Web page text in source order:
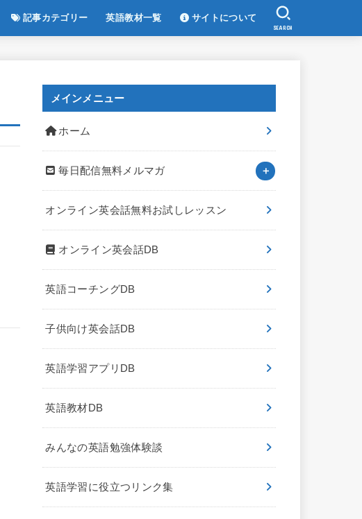
記事カテゴリー 英語教材一覧 サイトについて
SEARCH
メインメニュー
ホーム
毎日配信無料メルマガ
オンライン英会話無料お試しレッスン
オンライン英会話DB
英語コーチングDB
子供向け英会話DB
英語学習アプリDB
英語教材DB
みんなの英語勉強体験談
英語学習に役立つリンク集